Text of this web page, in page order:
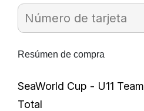
Resúmen de compra
SeaWorld Cup - U11 Team
Total